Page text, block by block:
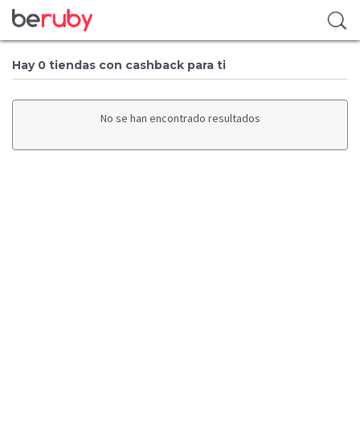
Hay 0 tiendas con cashback para ti
No se han encontrado resultados